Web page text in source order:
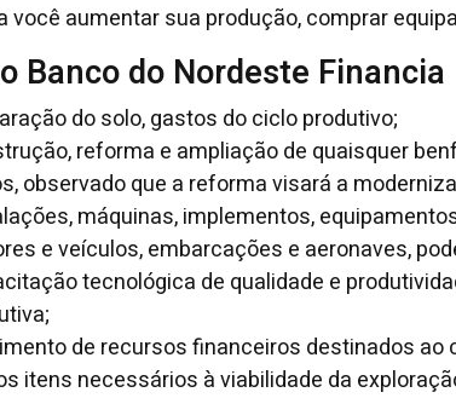
você aumentar sua produção, comprar
Banco do Nordeste Financia
do solo, gastos do ciclo produtivo;
reforma e ampliação de quaisquer
observado que a reforma visará a
máquinas, implementos,
e veículos, embarcações e aeronaves,
tecnológica de qualidade e
de recursos financeiros destinados
itens necessários à viabilidade da